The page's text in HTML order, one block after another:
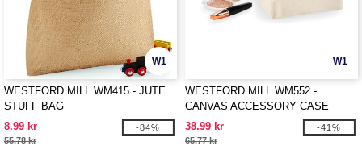
W1
WESTFORD MILL WM415 - JUTE
STUFF BAG
8.99 kr
55.78 kr
-84%
W1
WESTFORD MILL WM552 -
CANVAS ACCESSORY CASE
38.99 kr
65.77 kr
-41%